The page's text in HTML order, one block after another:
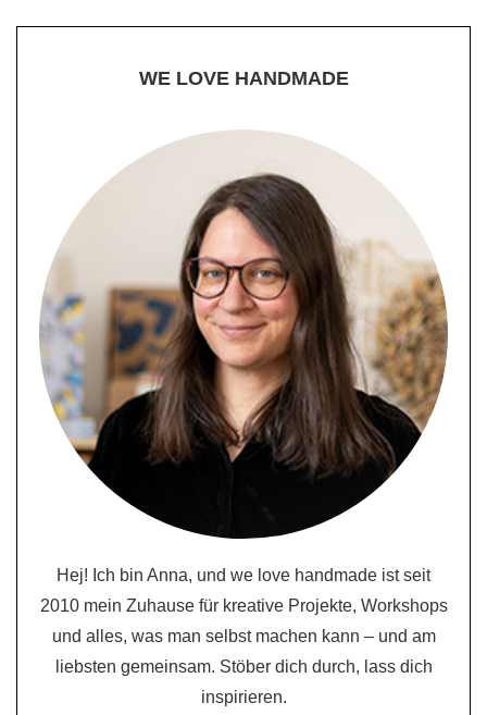
WE LOVE HANDMADE
Hej! Ich bin Anna, und we love handmade ist seit
2010 mein Zuhause für kreative Projekte, Workshops
und alles, was man selbst machen kann – und am
liebsten gemeinsam. Stöber dich durch, lass dich
inspirieren.